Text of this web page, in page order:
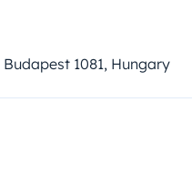
1081, Hungary